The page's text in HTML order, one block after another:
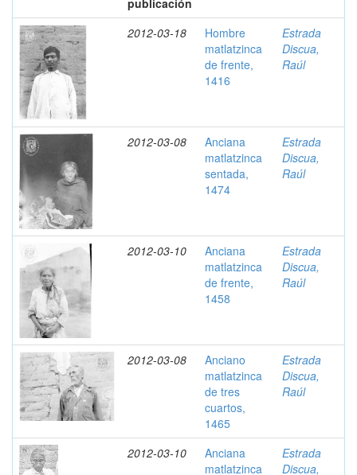
publicación
2012-03-18
Hombre
matlatzinca
de frente,
1416
Estrada
Discua,
Raúl
2012-03-08
Anciana
matlatzinca
sentada,
1474
Estrada
Discua,
Raúl
2012-03-10
Anciana
matlatzinca
de frente,
1458
Estrada
Discua,
Raúl
2012-03-08
Anciano
matlatzinca
de tres
cuartos,
1465
Estrada
Discua,
Raúl
2012-03-10
Anciana
matlatzinca
Estrada
Discua,